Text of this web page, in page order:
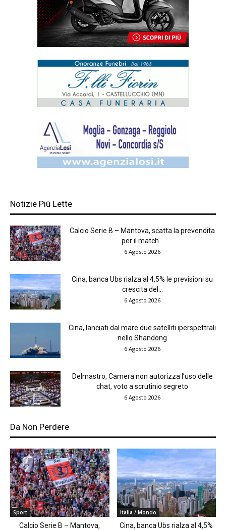
Notizie Più Lette
Calcio Serie B – Mantova, scatta la prevendita
per il match...
6 Agosto 2026
Cina, banca Ubs rialza al 4,5% le previsioni su
crescita del...
6 Agosto 2026
Cina, lanciati dal mare due satelliti iperspettrali
nello Shandong
6 Agosto 2026
Delmastro, Camera non autorizza l’uso delle
chat, voto a scrutinio segreto
6 Agosto 2026
Da Non Perdere
Sport
Calcio Serie B – Mantova,
Italia / Mondo
Cina, banca Ubs rialza al 4,5%